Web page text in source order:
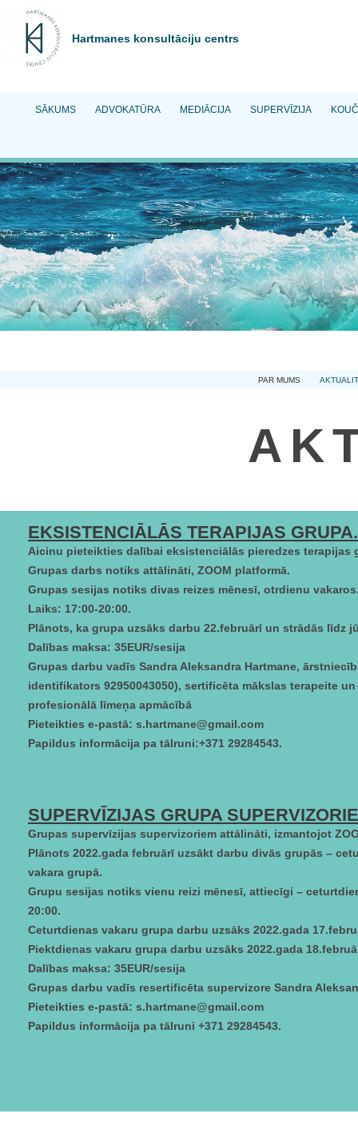
Hartmanes konsultāciju centrs
SĀKUMS ADVOKATŪRA MEDIĀCIJA SUPERVĪZIJA
PAR MUMS
EKSISTENCIĀLĀS TERAPIJAS GRUPA.
Aicinu pieteikties dalībai eksistenciālās pieredzes terapijas
Grupas darbs notiks attālināti, ZOOM platformā.
Grupas sesijas notiks divas reizes mēnesī, otrdienu
Laiks: 17:00-20:00.
Plānots, ka grupa uzsāks darbu 22.februārī un strādās līdz
Dalības maksa: 35EUR/sesija
Grupas darbu vadīs Sandra Aleksandra Hartmane,
identifikators 92950043050), sertificēta mākslas terapeite
profesionālā līmeņa apmācībā
Pieteikties e-pastā: s.hartmane@gmail.com
Papildus informācija pa tālruni:+371 29284543.
SUPERVĪZIJAS GRUPA
Grupas supervīzijas supervizoriem attālināti, izmantojot
Plānots 2022.gada februārī uzsākt darbu divās grupās –
vakara grupā.
Grupu sesijas notiks vienu reizi mēnesī, attiecīgi –
20:00.
Ceturtdienas vakaru grupa darbu uzsāks 2022.gada
Piektdienas vakaru grupa darbu uzsāks 2022.gada
Dalības maksa: 35EUR/sesija
Grupas darbu vadīs resertificēta supervizore Sandra
Pieteikties e-pastā: s.hartmane@gmail.com
Papildus informācija pa tālruni +371 29284543.